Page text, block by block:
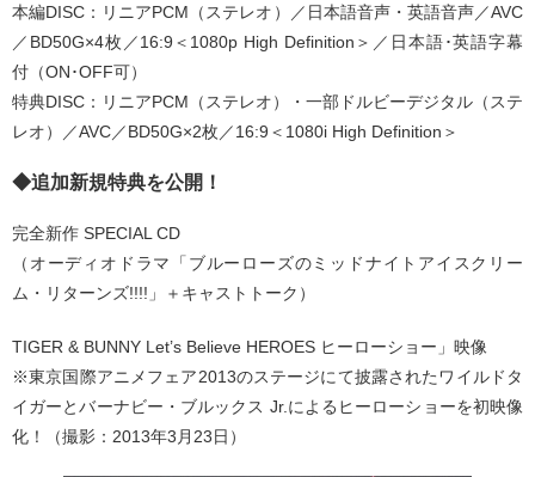
本編DISC：リニアPCM（ステレオ）／日本語音声・英語音声／AVC
／BD50G×4枚／16:9＜1080p High Definition＞／日本語･英語字幕
付（ON･OFF可）
特典DISC：リニアPCM（ステレオ）・一部ドルビーデジタル（ステ
レオ）／AVC／BD50G×2枚／16:9＜1080i High Definition＞
◆追加新規特典を公開！
完全新作 SPECIAL CD
（オーディオドラマ「ブルーローズのミッドナイトアイスクリー
ム・リターンズ!!!!」＋キャストトーク）
TIGER & BUNNY Let’s Believe HEROES ヒーローショー」映像
※東京国際アニメフェア2013のステージにて披露されたワイルドタ
イガーとバーナビー・ブルックス Jr.によるヒーローショーを初映像
化！（撮影：2013年3月23日）